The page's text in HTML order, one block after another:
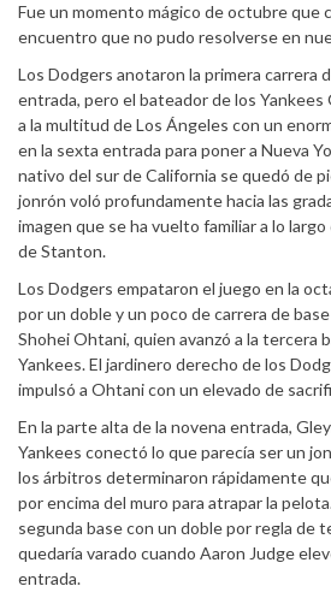
Fue un momento mágico de octubre que
encuentro que no pudo resolverse en
Los Dodgers anotaron la primera carrera
entrada, pero el bateador de los Yankees
a la multitud de Los Ángeles con un
en la sexta entrada para poner a Nueva
nativo del sur de California se quedó de
jonrón voló profundamente hacia las
imagen que se ha vuelto familiar a lo
de Stanton.
Los Dodgers empataron el juego en la
por un doble y un poco de carrera de
Shohei Ohtani, quien avanzó a la tercera
Yankees. El jardinero derecho de los
impulsó a Ohtani con un elevado de
En la parte alta de la novena entrada,
Yankees conectó lo que parecía ser un
los árbitros determinaron rápidamente
por encima del muro para atrapar la
segunda base con un doble por regla de
quedaría varado cuando Aaron Judge
entrada.